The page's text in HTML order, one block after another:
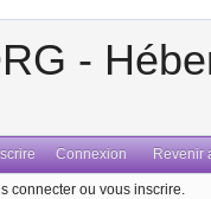
-
Connexion Revenir
connecter ou vous inscrire.